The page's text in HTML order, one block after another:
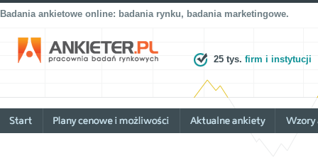
Badania ankietowe online: badania rynku, badania marketingowe.
25 tys. firm i instytucji